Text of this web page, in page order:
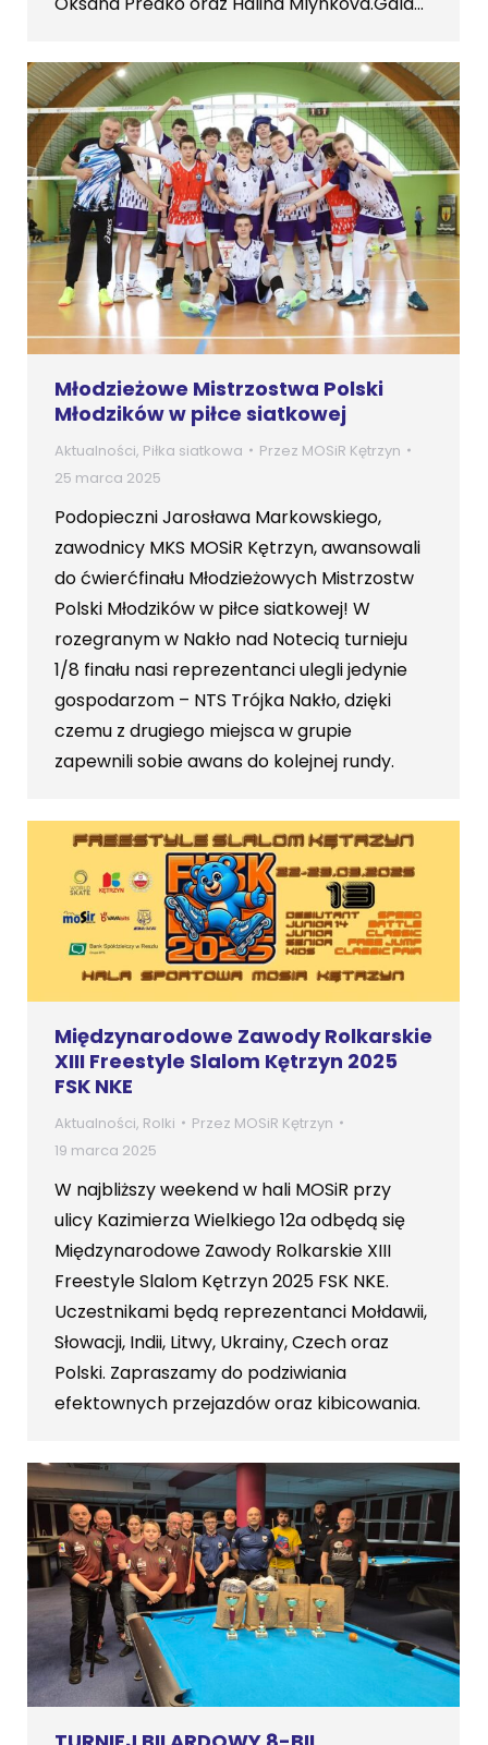
Młodzieżowe Mistrzostwa Polski
Młodzików w piłce siatkowej
Aktualności, Piłka siatkowa Przez MOSiR Kętrzyn
25 marca 2025
Podopieczni Jarosława Markowskiego,
zawodnicy MKS MOSiR Kętrzyn, awansowali
do ćwierćfinału Młodzieżowych Mistrzostw
Polski Młodzików w piłce siatkowej! W
rozegranym w Nakło nad Notecią turnieju
1/8 finału nasi reprezentanci ulegli jedynie
gospodarzom – NTS Trójka Nakło, dzięki
czemu z drugiego miejsca w grupie
zapewnili sobie awans do kolejnej rundy.
Międzynarodowe Zawody Rolkarskie
XIII Freestyle Slalom Kętrzyn 2025
FSK NKE
Aktualności, Rolki Przez MOSiR Kętrzyn
19 marca 2025
W najbliższy weekend w hali MOSiR przy
ulicy Kazimierza Wielkiego 12a odbędą się
Międzynarodowe Zawody Rolkarskie XIII
Freestyle Slalom Kętrzyn 2025 FSK NKE.
Uczestnikami będą reprezentanci Mołdawii,
Słowacji, Indii, Litwy, Ukrainy, Czech oraz
Polski. Zapraszamy do podziwiania
efektownych przejazdów oraz kibicowania.